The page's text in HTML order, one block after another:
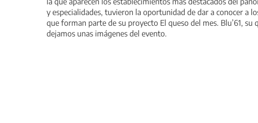
y especialidades, tuvieron la oportunidad de dar a conocer a
que forman parte de su proyecto El queso del mes. Blu’61,
dejamos unas imágenes del evento.